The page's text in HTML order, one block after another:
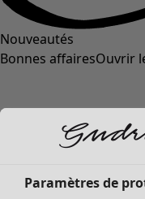
Nouveautés
Bonnes affairesOuvrir
Paramètres de